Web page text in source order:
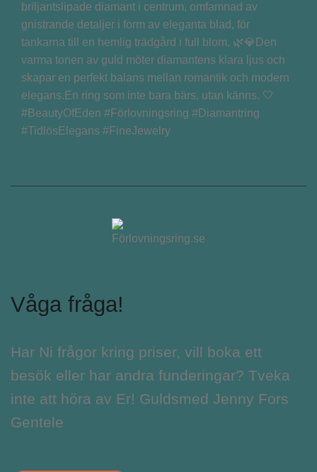
briljantslipade diamant i centrum, omfamnad av
gnistrande detaljer i form av eleganta blad, för
tankarna till en hemlig trädgård i full blom. 🌿💎Den
varma tonen av guld möter diamantens klara ljus och
skapar en perfekt balans mellan romantik och modern
elegans.En ring som inte bara bärs, utan känns. 🤍
#BeautyOfEden #Förlovningsring #Diamantring
#TidlösElegans #FineJewelry
Våga fråga!
Har Ni frågor kring priser, vill boka ett
besök eller har andra funderingar? Tveka
inte att höra av Er! Guldsmed Jenny Fors
Gentele